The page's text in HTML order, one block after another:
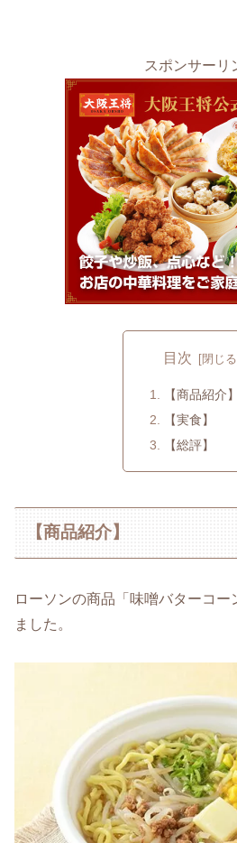
スポンサーリ
目次
【商品紹介】
【実食】
【総評】
【商品紹介】
ローソンの商品「味噌バターコ
ました。